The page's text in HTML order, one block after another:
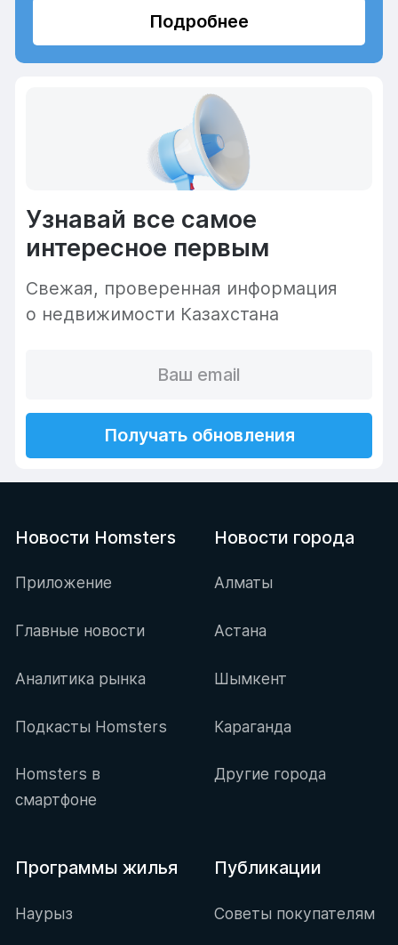
Подробнее
Узнавай все самое
интересное первым
Cвежая, проверенная информация
о недвижимости Казахстана
Получать обновления
Новости Homsters
Приложение
Главные новости
Аналитика рынка
Подкасты Homsters
Homsters в
смартфоне
Новости города
Алматы
Астана
Шымкент
Караганда
Другие города
Программы жилья
Наурыз
Публикации
Советы покупателям